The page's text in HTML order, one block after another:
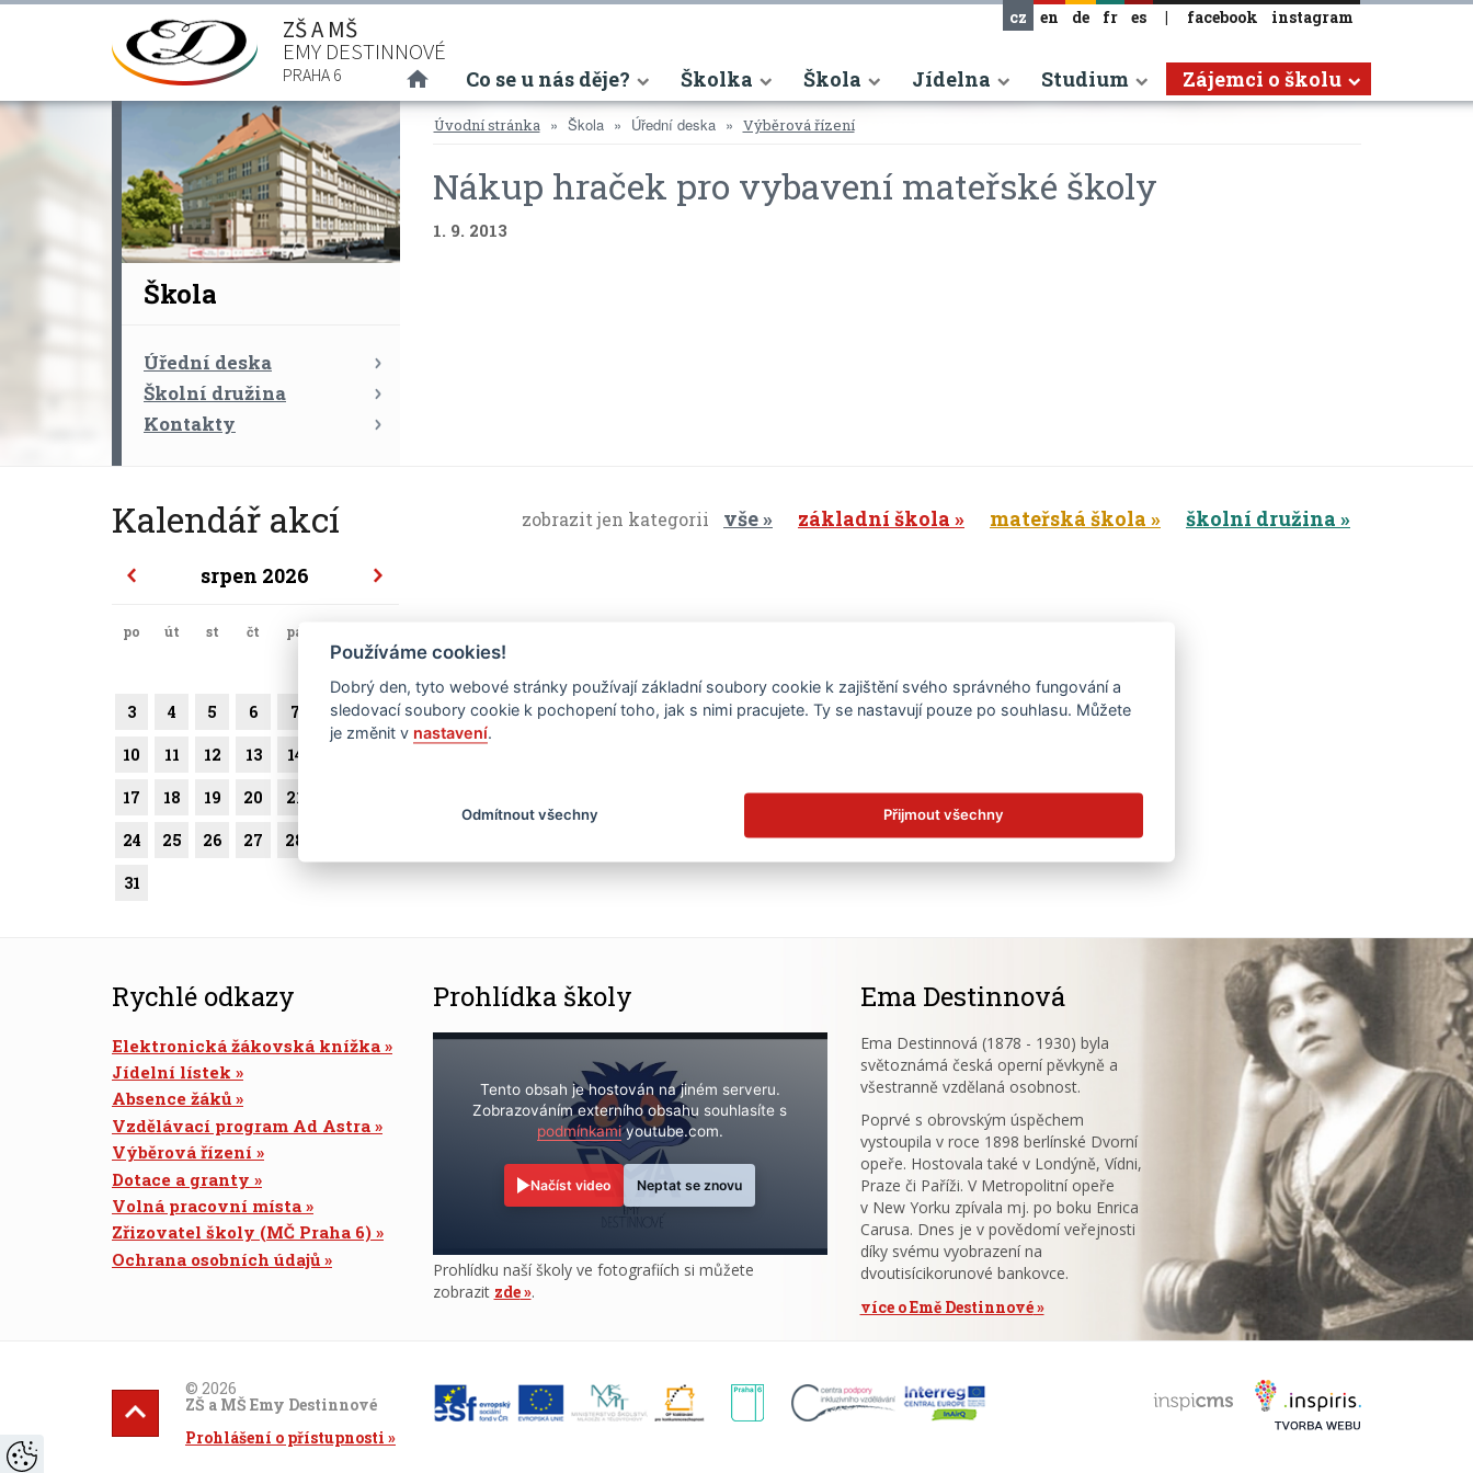
ZŠ A MŠ
EMY DESTINNOVÉ
PRAHA 6
cz en de fr es | facebook instagram
(current)
Co se u nás děje? Školka Škola Jídelna Studium Zájemci o školu
Škola
Úřední deska
Školní družina
Kontakty
Úvodní stránka Škola Úřední deska Výběrová řízení
Nákup hraček pro vybavení mateřské školy
1. 9. 2013
Kalendář akcí zobrazit jen kategorii vše základní škola mateřská škola školní družina
srpen 2026
po út st čt pá
3 4 5 6 7 8 9
10 11 12 13 14
17 18 19 20 21
24 25 26 27 28
31
Rychlé odkazy
Elektronická žákovská knížka
Jídelní lístek
Absence žáků
Vzdělávací program Ad Astra
Výběrová řízení
Dotace a granty
Volná pracovní místa
Zřizovatel školy (MČ Praha 6)
Ochrana osobních údajů
Prohlídka školy
Tento obsah je hostován na jiném serveru.
Zobrazováním externího obsahu souhlasíte s
podmínkamiyoutube.com.
Načíst video Neptat se znovu
Prohlídku naší školy ve fotografiích si můžete
zobrazit zde .
Ema Destinnová
Ema Destinnová (1878 - 1930) byla
světoznámá česká operní pěvkyně a
všestranně vzdělaná osobnost.
Poprvé s obrovským úspěchem
vystoupila v roce 1898 berlínské Dvorní
opeře. Hostovala také v Londýně, Vídni,
Praze či Paříži. V Metropolitní opeře
v New Yorku zpívala mj. po boku Enrica
Carusa. Dnes je v povědomí veřejnosti
díky svému vyobrazení na
dvoutisícikorunové bankovce.
více o Emě Destinnové
© 2026
ZŠ a MŠ Emy Destinnové
Prohlášení o přístupnosti
Používáme cookies!
Dobrý den, tyto webové stránky používají základní soubory cookie k zajištění svého správného fungování a
sledovací soubory cookie k pochopení toho, jak s nimi pracujete. Ty se nastavují pouze po souhlasu. Můžete
je změnit v nastavení.
Odmítnout všechny Přijmout všechny